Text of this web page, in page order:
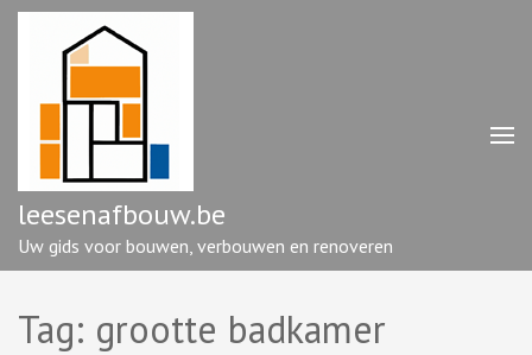
Ga
enter)
leesenafbouw.be
Uw gids voor bouwen, verbouwen en renoveren
Tag: grootte badkamer